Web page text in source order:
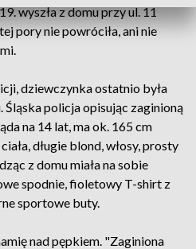
wyszła z domu przy ul. 11
pory nie powróciła, ani nie
dziewczynka ostatnio była
policja opisując zaginioną
na 14 lat, ma ok. 165 cm
długie blond, włosy, prosty
z domu miała na sobie
spodnie, fioletowy T-shirt z
sportowe buty.
nad pępkiem. "Zaginiona